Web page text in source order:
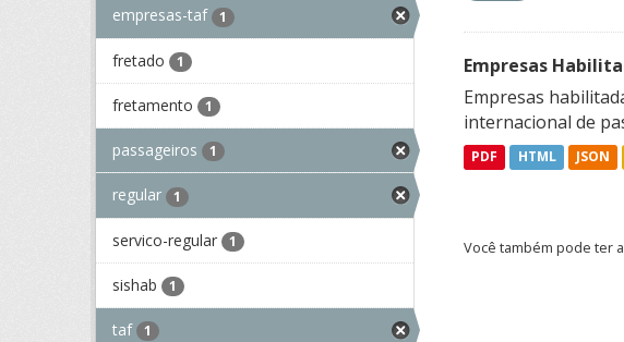
empresas-taf 1
fretado 1
fretamento 1
passageiros 1
regular 1
servico-regular 1
sishab 1
taf 1
Empresas
Empresas
internacional de
PDF HTML JSON
Você também pode ter